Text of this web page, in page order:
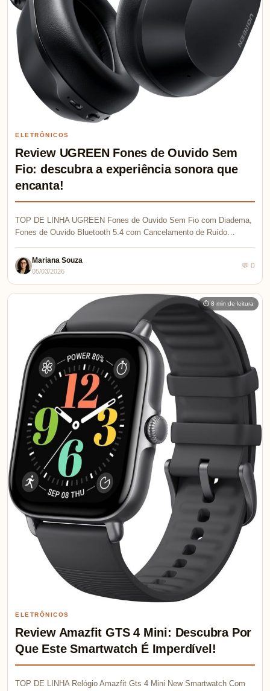
ELETRÔNICOS
Review UGREEN Fones de Ouvido Sem
Fio: descubra a experiência sonora que
encanta!
TOP DE LINHA UGREEN Fones de Ouvido Sem Fio com Diadema,
Fones de Ouvido Bluetooth 5.4 com Cancelamento de Ruído…
Mariana Souza
05/03/2026
💬 0
⏱ 8 min de leitura
ELETRÔNICOS
Review Amazfit GTS 4 Mini: Descubra Por
Que Este Smartwatch É Imperdível!
TOP DE LINHA Relógio Amazfit Gts 4 Mini New Smartwatch Com